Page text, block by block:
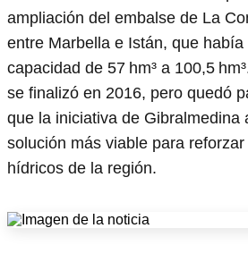
ampliación del embalse de La
entre Marbella e Istán, que
capacidad de 57 hm³ a 100,5
se finalizó en 2016, pero quedó
que la iniciativa de Gibralmedina
solución más viable para
hídricos de la región.